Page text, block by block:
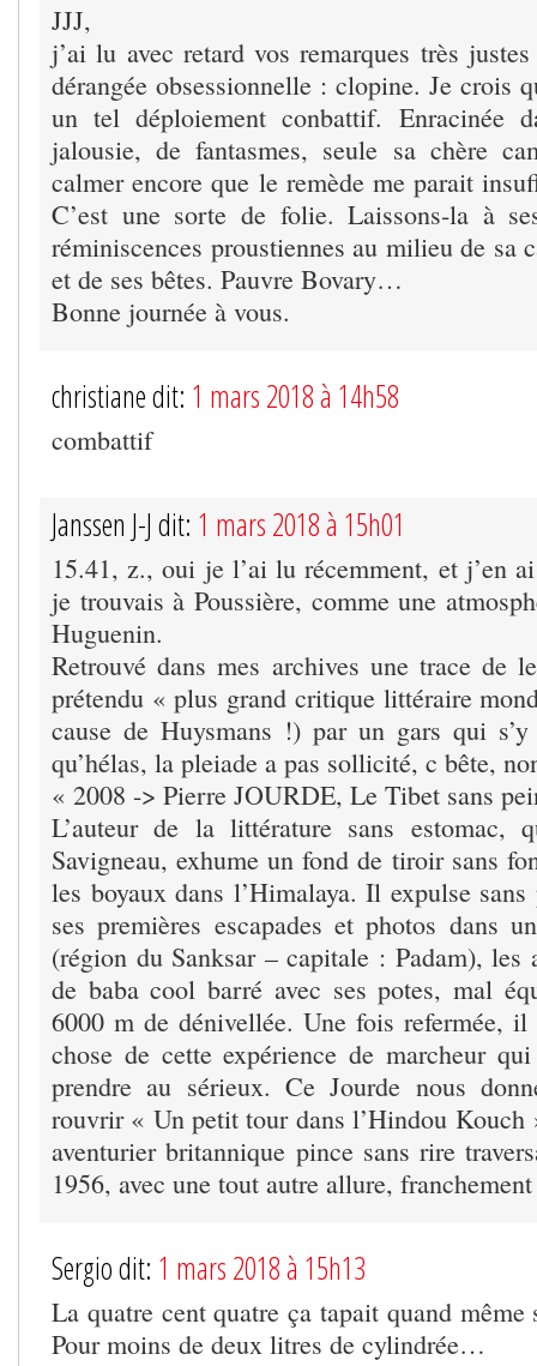
JJJ,
j’ai lu avec retard vos remarques très
dérangée obsessionnelle : clopine. Je crois
un tel déploiement conbattif. Enracinée
jalousie, de fantasmes, seule sa chère
calmer encore que le remède me parait
C’est une sorte de folie. Laissons-la à
réminiscences proustiennes au milieu de sa
et de ses bêtes. Pauvre Bovary…
Bonne journée à vous.
christiane dit: 1 mars 2018 à 14h58
combattif
Janssen J-J dit: 1 mars 2018 à 15h01
15.41, z., oui je l’ai lu récemment, et j’en
je trouvais à Poussière, comme une
Huguenin.
Retrouvé dans mes archives une trace de
prétendu « plus grand critique littéraire
cause de Huysmans !) par un gars qui
qu’hélas, la pleiade a pas sollicité, c bête,
« 2008 -> Pierre JOURDE, Le Tibet sans
L’auteur de la littérature sans estomac,
Savigneau, exhume un fond de tiroir sans
les boyaux dans l’Himalaya. Il expulse
ses premières escapades et photos dans
(région du Sanksar – capitale : Padam), les
de baba cool barré avec ses potes, mal
6000 m de dénivellée. Une fois refermée, il
chose de cette expérience de marcheur
prendre au sérieux. Ce Jourde nous
rouvrir « Un petit tour dans l’Hindou Kouch
aventurier britannique pince sans rire
1956, avec une tout autre allure,
Sergio dit: 1 mars 2018 à 15h13
La quatre cent quatre ça tapait quand
Pour moins de deux litres de cylindrée…